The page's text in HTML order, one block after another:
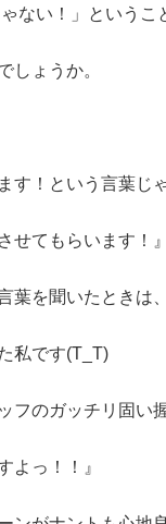
ない！」というこ
しょうか。
す！という言葉じ
てもらいます！
葉を聞いたときは
私です(T_T)
フのガッチリ固い
っ！！』